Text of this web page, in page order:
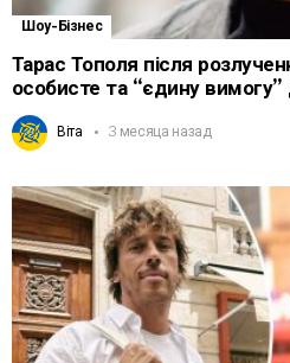
Шоу-Бізнес
Тарас Тополя після
особисте та “єдину вимогу”
Віта 3 месяца назад